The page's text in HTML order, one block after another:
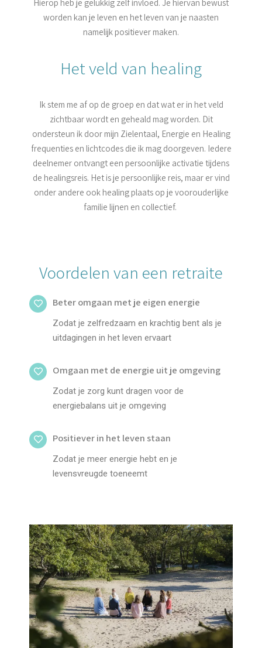
Hierop heb je gelukkig zelf invloed. Je hiervan bewust
worden kan je leven en het leven van je naasten
namelijk positiever maken.
Het veld van healing
Ik stem me af op de groep en dat wat er in het veld
zichtbaar wordt en geheald mag worden. Dit
ondersteun ik door mijn Zielentaal, Energie en Healing
frequenties en lichtcodes die ik mag doorgeven. Iedere
deelnemer ontvangt een persoonlijke activatie tijdens
de healingsreis. Het is je persoonlijke reis, maar er vind
onder andere ook healing plaats op je voorouderlijke
familie lijnen en collectief.
Voordelen van een retraite
Beter omgaan met je eigen energie
Zodat je zelfredzaam en krachtig bent als je
uitdagingen in het leven ervaart
Omgaan met de energie uit je omgeving
Zodat je zorg kunt dragen voor de
energiebalans uit je omgeving
Positiever in het leven staan
Zodat je meer energie hebt en je
levensvreugde toeneemt